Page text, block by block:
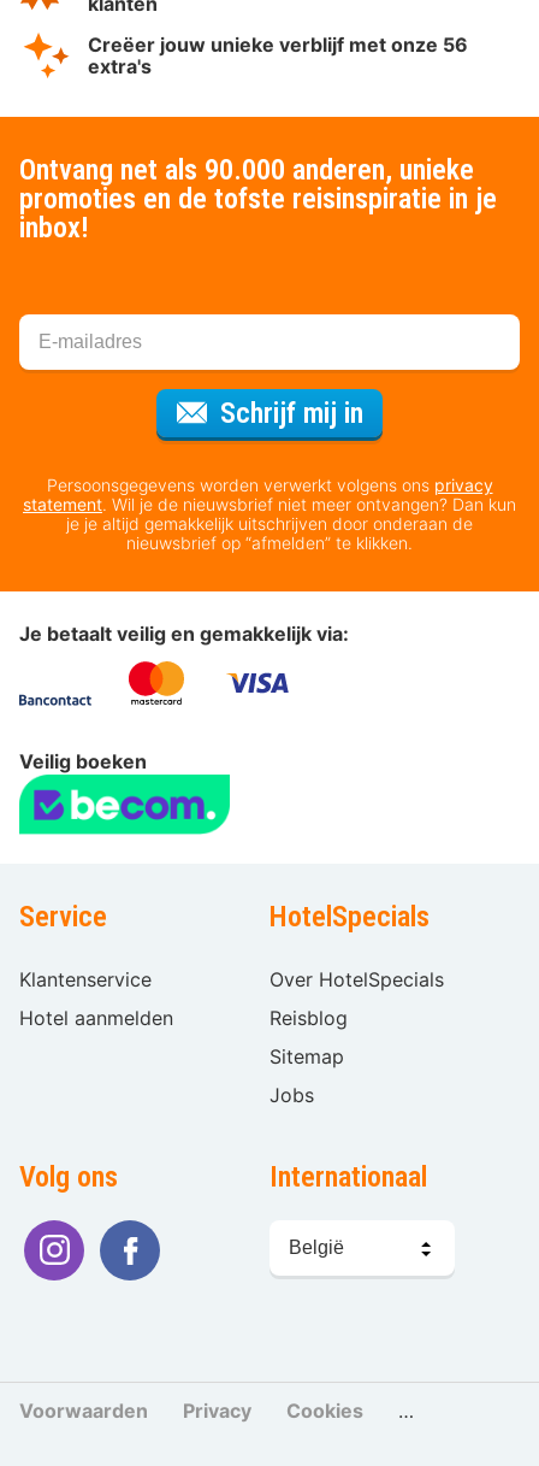
Creëer jouw unieke verblijf met onze 56
extra's
Ontvang net als 90.000 anderen, unieke
promoties en de tofste reisinspiratie in je
inbox!
Schrijf mij in
Persoonsgegevens worden verwerkt volgens ons privacy
statement. Wil je de nieuwsbrief niet meer ontvangen? Dan kun
je je altijd gemakkelijk uitschrijven door onderaan de
nieuwsbrief op “afmelden” te klikken.
Je betaalt veilig en gemakkelijk via:
Veilig boeken
Service
Klantenservice
Hotel aanmelden
HotelSpecials
Over HotelSpecials
Reisblog
Sitemap
Jobs
Volg ons Internationaal
kiezen
Voorwaarden Privacy Cookies Cookies